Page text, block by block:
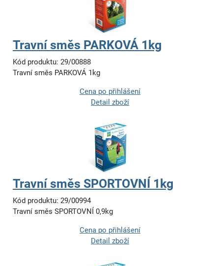
Travní směs PARKOVÁ 1kg
Kód produktu: 29/00888
Travní směs PARKOVÁ 1kg
Cena po přihlášení
Detail zboží
Travní směs SPORTOVNÍ 1kg
Kód produktu: 29/00994
Travní směs SPORTOVNÍ 0,9kg
Cena po přihlášení
Detail zboží